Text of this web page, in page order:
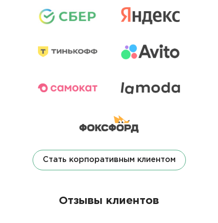
Стать корпоративным клиентом
Отзывы клиентов